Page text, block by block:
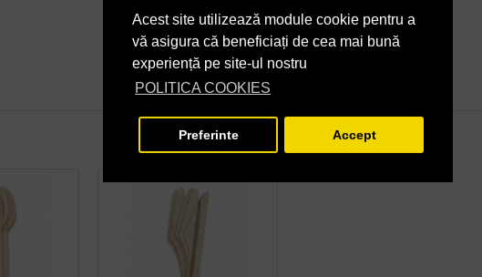
Acest site utilizează module cookie pentru a
vă asigura că beneficiați de cea mai bună
experiență pe site-ul nostru
POLITICA COOKIES
Preferinte Accept